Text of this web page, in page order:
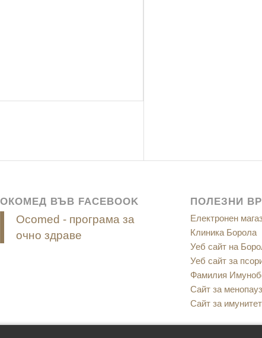
ОКОМЕД ВЪВ FACEBOOK
Ocomed - програма за
очно здраве
ПОЛЕЗНИ
Електронен
Клиника Борола
Уеб сайт на
Уеб сайт за
Фамилия
Сайт за
Сайт за имунитет